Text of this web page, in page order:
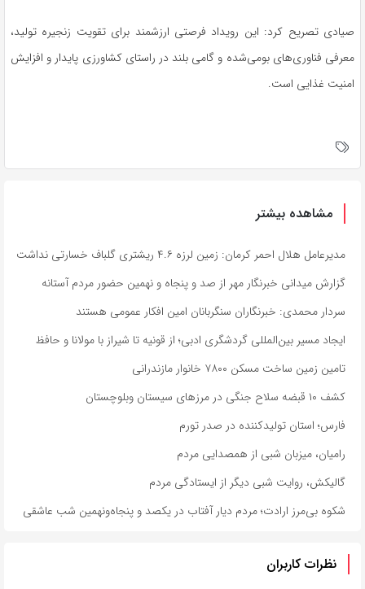
صیادی تصریح کرد: این رویداد فرصتی ارزشمند برای تقویت زنجیره تولید،
معرفی فناوری‌های بومی‌شده و گامی بلند در راستای کشاورزی پایدار و افزایش
امنیت غذایی است.
مشاهده بیشتر
مدیرعامل هلال احمر کرمان: زمین لرزه ۴.۶ ریشتری گلباف خسارتی نداشت
گزارش میدانی خبرنگار مهر از صد و پنجاه و نهمین حضور مردم آستانه
سردار محمدی: خبرنگاران سنگربانان امین افکار عمومی هستند
ایجاد مسیر بین‌المللی گردشگری ادبی؛ از قونیه تا شیراز با مولانا و حافظ
تامین زمین ساخت مسکن ۷۸۰۰ خانوار مازندرانی
کشف ۱۰ قبضه سلاح جنگی در مرزهای سیستان وبلوچستان
فارس؛ استان تولیدکننده در صدر تورم
رامیان، میزبان شبی از همصدایی مردم
گالیکش، روایت شبی دیگر از ایستادگی مردم
شکوه بی‌مرز ارادت؛ مردم دیار آفتاب در یکصد و پنجاه‌ونهمین شب عاشقی
نظرات کاربران